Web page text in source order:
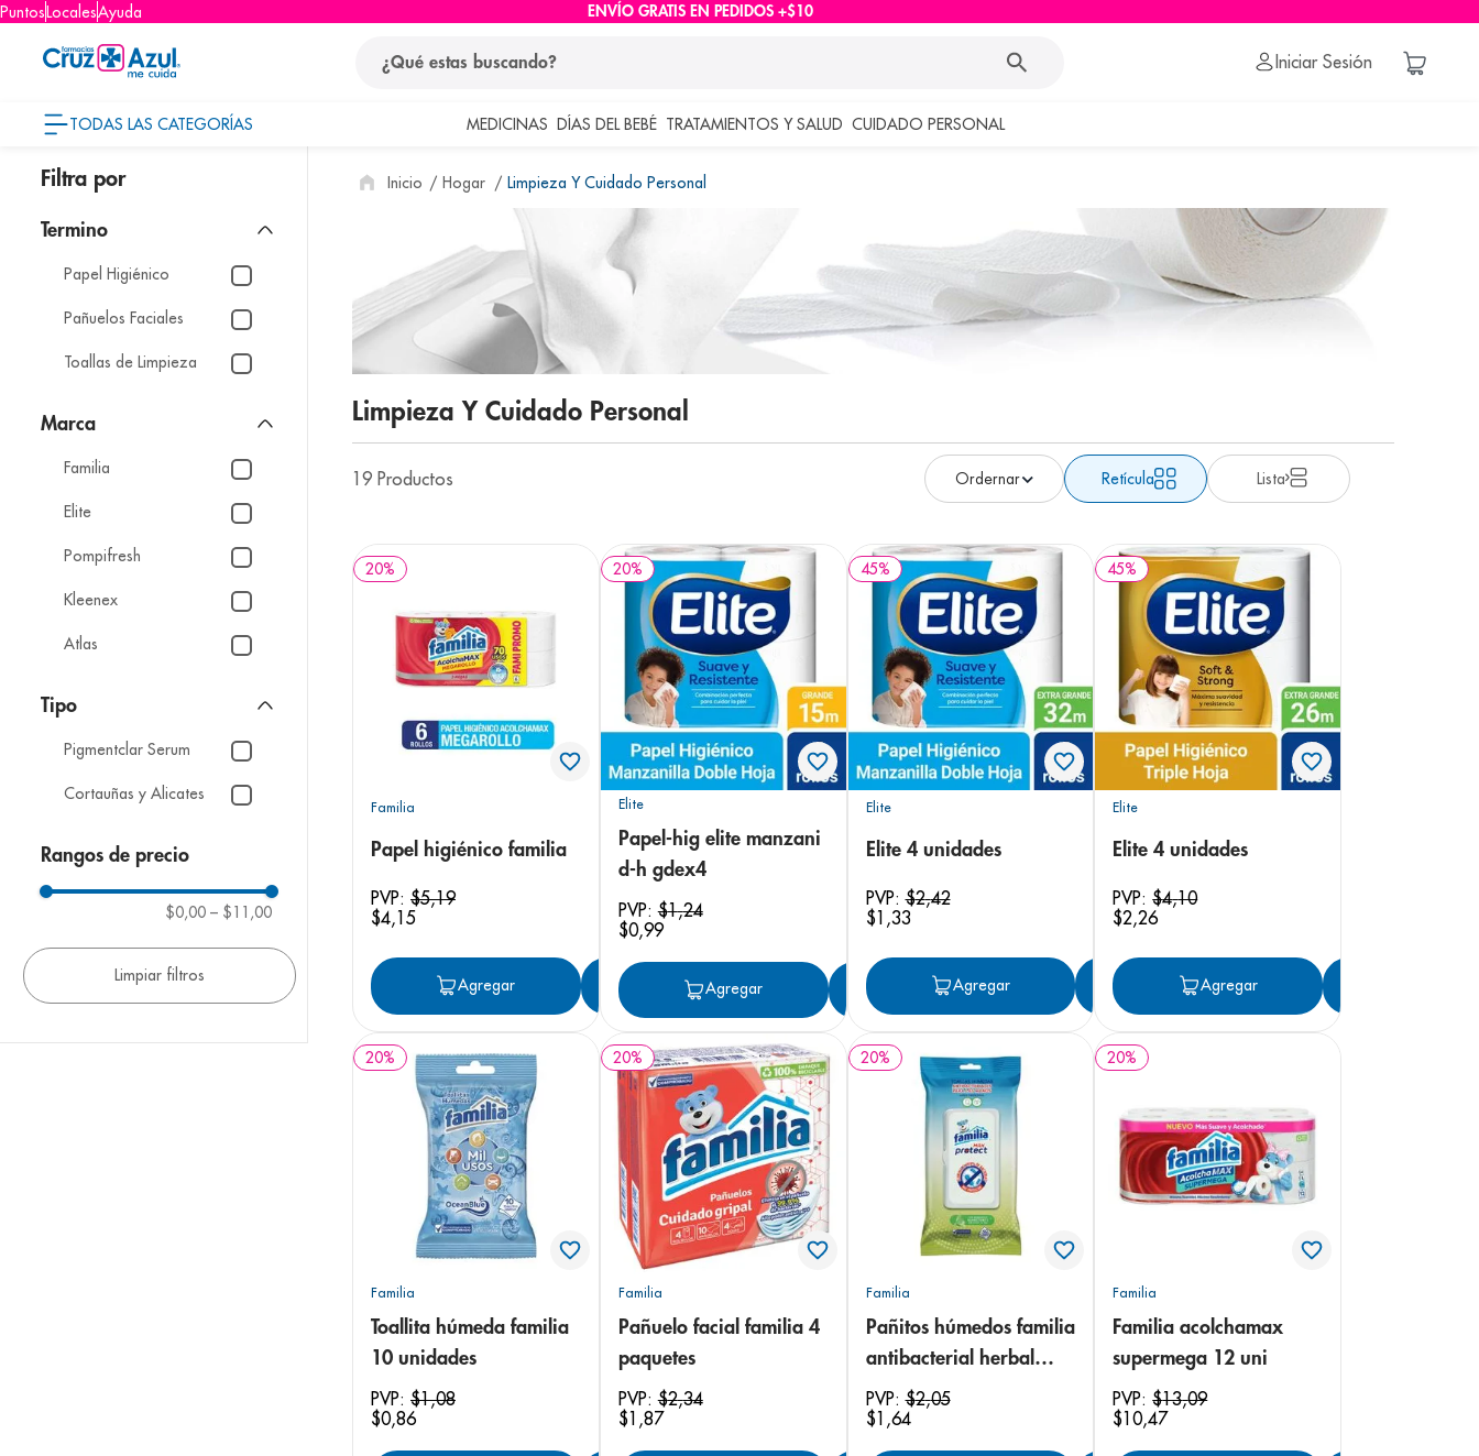
PuntosLocalesAyuda ENVÍO GRATIS EN PEDIDOS +$10
Iniciar Sesión
TODAS LAS CATEGORÍAS MEDICINAS DÍAS DEL BEBÉ TRATAMIENTOS Y SALUD CUIDADO PERSONAL
Papel Higiénico
Pañuelos Faciales
Toallas de Limpieza
Marca
Familia
Elite
Pompifresh
Kleenex
Atlas
Tipo
Pigmentclar Serum
Cortauñas y Alicates
Rangos de precio
$0,00 – $11,00
Hogar Limpieza Y Cuidado Personal
Limpieza Y Cuidado Personal
19 Productos Retícula Lista
20%
Familia
Papel higiénico familia
PVP: $5,19
$4,15
Agregar Agregar
20%
Elite
Papel-hig elite manzani
d-h gdex4
PVP:$1,24
$0,99
Agregar Agregar
45%
Elite
Elite 4 unidades
PVP:$2,42
$1 ,33
Agregar Agregar
45%
Elite
Elite 4 unidades
PVP:$4,10
$2,26
Agregar
20%
Familia
Toallita húmeda familia
10 unidades
PVP: $1,08
$0,86
20%
Familia
Pañuelo facial familia 4
paquetes
PVP:$2,34
$1 ,87
20%
Familia
Pañitos húmedos familia
antibacterial herbal
herbal x40
PVP:$2,05
$1 ,64
20%
Familia
Familia acolchamax
supermega 12 uni
PVP:$13,09
$10,47
términos más buscados
1. protector solar
eucerin
4. cerave
nivea
7. shampoo